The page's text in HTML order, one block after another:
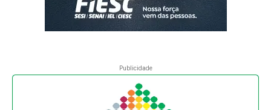
Publicidade